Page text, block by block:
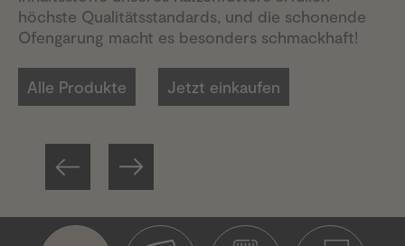
höchste Qualitätsstandards, und die schonende
Ofengarung macht es besonders schmackhaft!
Alle Produkte Jetzt einkaufen